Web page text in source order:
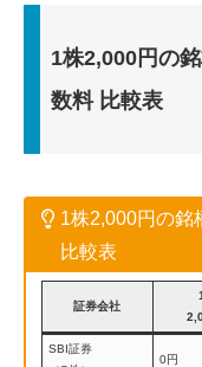
1株2,000円の
数料 比較表
1株2,000円の銘
比較表
証券会社
SBI証券
0円